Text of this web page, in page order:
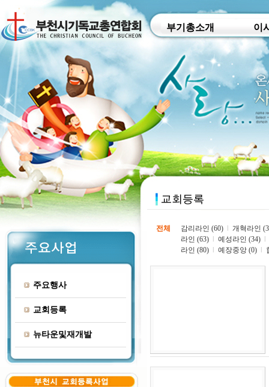
부기총소개 이
주요행사
교회등록
뉴타운및재개발
전체 감리라인 (60)
개혁라인
라인 (63)
예성라인 (34)
라인 (80)
예장중앙 (0)